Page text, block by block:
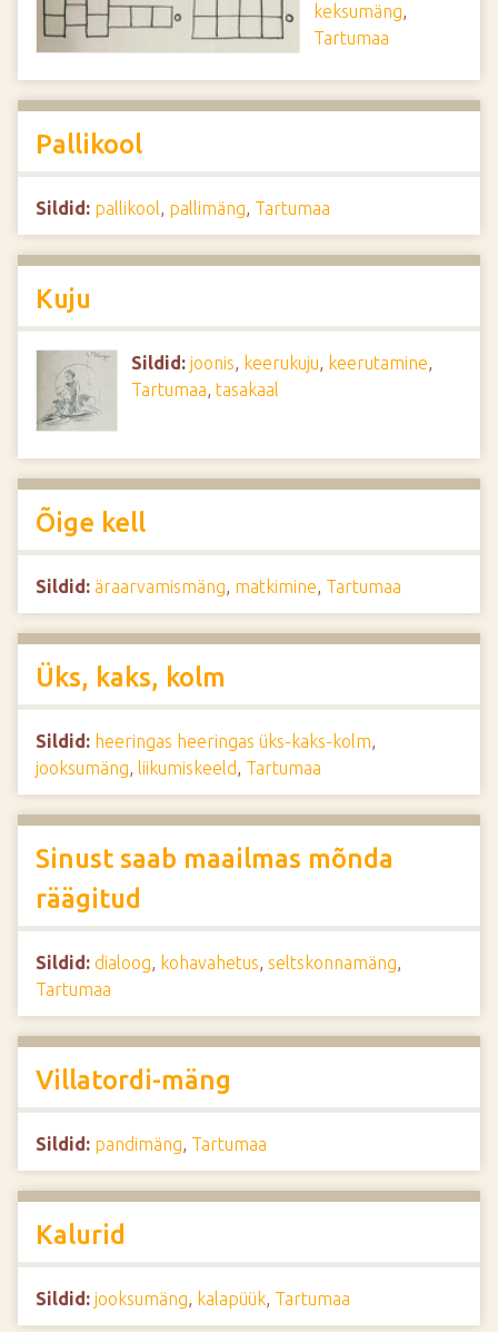
keksumäng,
Tartumaa
Pallikool
Sildid: pallikool, pallimäng, Tartumaa
Kuju
Sildid: joonis, keerukuju, keerutamine,
Tartumaa, tasakaal
Õige kell
Sildid: äraarvamismäng, matkimine, Tartumaa
Üks, kaks, kolm
Sildid: heeringas heeringas üks-kaks-kolm,
jooksumäng, liikumiskeeld, Tartumaa
Sinust saab maailmas mõnda
räägitud
Sildid: dialoog, kohavahetus, seltskonnamäng,
Tartumaa
Villatordi-mäng
Sildid: pandimäng, Tartumaa
Kalurid
Sildid: jooksumäng, kalapüük, Tartumaa